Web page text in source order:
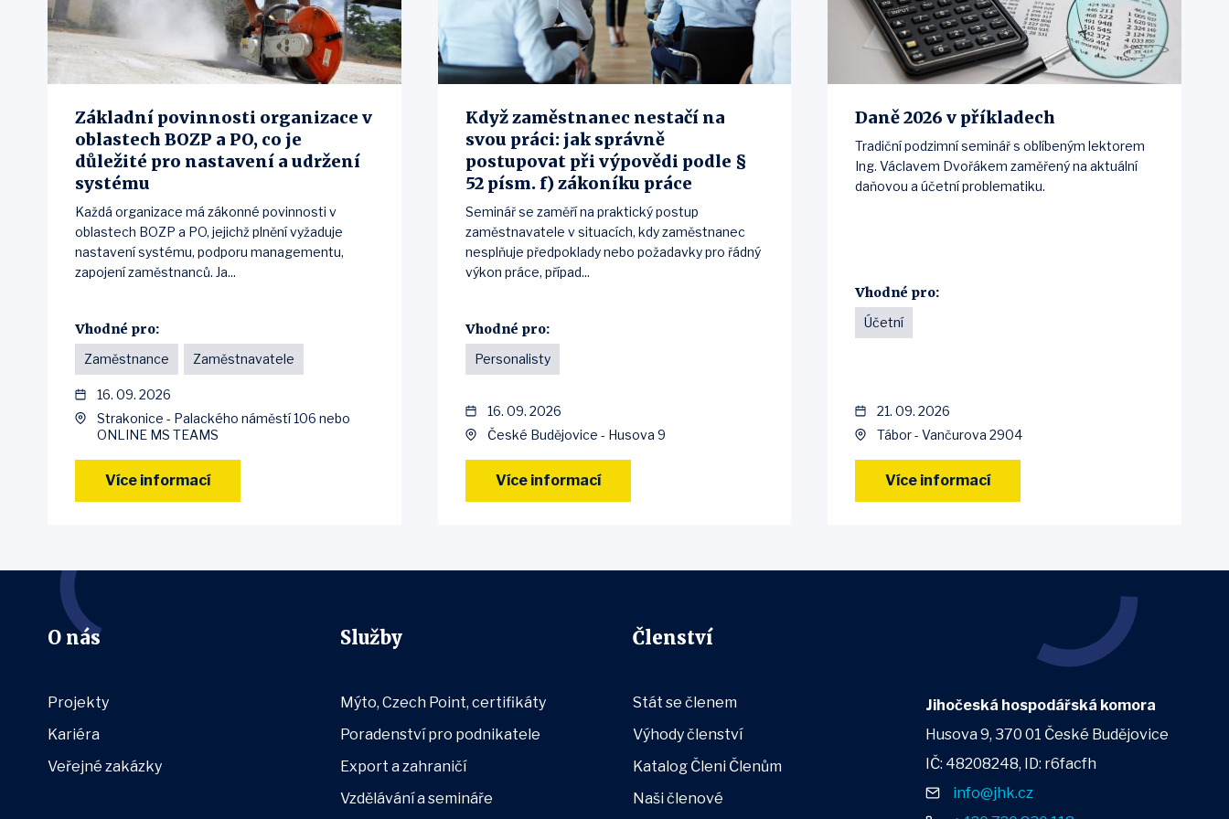
Základní povinnosti organizace v
oblastech BOZP a PO, co je
důležité pro nastavení a udržení
systému
Každá organizace má zákonné povinnosti v
oblastech BOZP a PO, jejichž plnění vyžaduje
nastavení systému, podporu managementu,
zapojení zaměstnanců. Ja...
Vhodné pro:
Zaměstnance Zaměstnavatele
16. 09. 2026
Strakonice - Palackého náměstí 106 nebo
ONLINE MS TEAMS
Více informací
Když zaměstnanec nestačí na
svou práci: jak správně
postupovat při výpovědi podle §
52 písm. f) zákoníku práce
Seminář se zaměří na praktický postup
zaměstnavatele v situacích, kdy zaměstnanec
nesplňuje předpoklady nebo požadavky pro řádný
výkon práce, případ...
Vhodné pro:
Personalisty
16. 09. 2026
České Budějovice - Husova 9
Více informací
Daně 2026 v příkladech
Tradiční podzimní seminář s oblíbeným lektorem
Ing. Václavem Dvořákem zaměřený na aktuální
daňovou a účetní problematiku.
Vhodné pro:
Účetní
21. 09. 2026
Tábor - Vančurova 2904
Více informací
O nás
Projekty
Kariéra
Veřejné zakázky
Služby
Mýto, Czech Point, certifikáty
Poradenství pro podnikatele
Export a zahraničí
Vzdělávání a semináře
Členství
Stát se členem
Výhody členství
Katalog Členi Členům
Naši členové
Jihočeská hospodářská komora
Husova 9, 370 01 České Budějovice
IČ: 48208248, ID: r6facfh
info@jhk.cz